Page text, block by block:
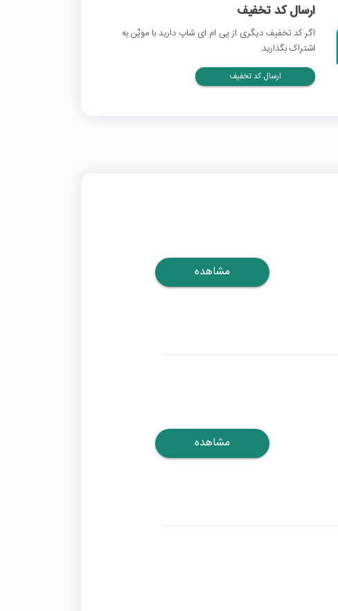
ارسال کد تخفیف
اگر کد تخفیف دیگری از پی ام ای شاپ دارید با موپُن به
اشتراک بگذارید.
ارسال کد تخفیف
مشاهده
مشاهده